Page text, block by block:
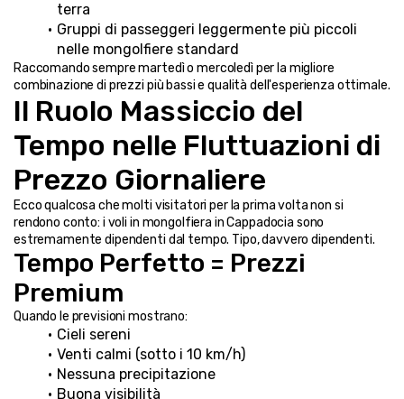
terra
Gruppi di passeggeri leggermente più piccoli
nelle mongolfiere standard
Raccomando sempre martedì o mercoledì per la migliore
combinazione di prezzi più bassi e qualità dell'esperienza ottimale.
Il Ruolo Massiccio del
Tempo nelle Fluttuazioni di
Prezzo Giornaliere
Ecco qualcosa che molti visitatori per la prima volta non si
rendono conto: i voli in mongolfiera in Cappadocia sono
estremamente dipendenti dal tempo. Tipo, davvero dipendenti.
Tempo Perfetto = Prezzi
Premium
Quando le previsioni mostrano:
Cieli sereni
Venti calmi (sotto i 10 km/h)
Nessuna precipitazione
Buona visibilità